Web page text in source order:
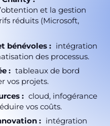
et la gestion
réduits (Microsoft,
bénévoles : intégration
des processus.
: tableaux de bord
vos projets.
: cloud, infogérance
vos coûts.
: intégration